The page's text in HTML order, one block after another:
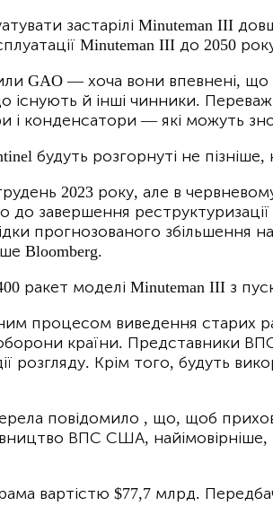
застарілі Minuteman III
Minuteman III до 2050
GAO — хоча вони впевнені,
й інші чинники.
і конденсатори — які можуть
будуть розгорнуті не пізніше,
2023 року, але в
завершення
прогнозованого збільшення
Bloomberg.
ракет моделі Minuteman III з
процесом виведення старих
країни. Представники
розгляду. Крім того, будуть
повідомило , що, щоб
ВПС США, найімовірніше,
вартістю $77,7 млрд.